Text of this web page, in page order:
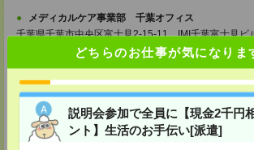
どちらのお仕事が気になりま
説明会参加で全員に【現金2千円
ント】生活のお手伝い[派遣]
メディカルケア事業部 千葉オフィス
千葉県千葉市中央区富士見2-15-11 IMI千葉富士見ビ
TEL：0120-998-758
tenshoku@nikken-ts.jp
担当：採用担当
メディカルケア事業部 柏オフィス
千葉県柏市末広町5-19 第12関口ビル7F 705号室
TEL：0120-935-218
MAIL：tenshoku@nikken-ts.jp